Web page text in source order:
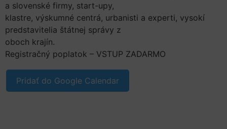
a slovenské firmy, start-upy,
klastre, výskumné centrá, urbanisti a experti, vysokí
predstavitelia štátnej správy z
oboch krajín.
Registračný poplatok – VSTUP ZADARMO
Pridať do Google Calendar